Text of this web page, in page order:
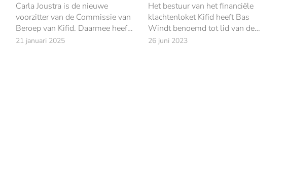
Carla Joustra is de nieuwe
voorzitter van de Commissie van
Beroep van Kifid. Daarmee heeft
het klachteninstituut zijn
21 januari 2025
Het bestuur van het financiële
klachtenloket Kifid heeft Bas
Windt benoemd tot lid van de
Geschillencommissie. Windt
26 juni 2023